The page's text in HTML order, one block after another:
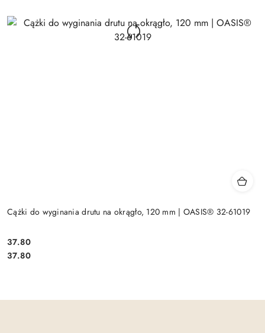
Cążki do wyginania drutu na okrągło, 120 mm | OASIS® 32-61019
Cena:
37.80
Cena:
37.80